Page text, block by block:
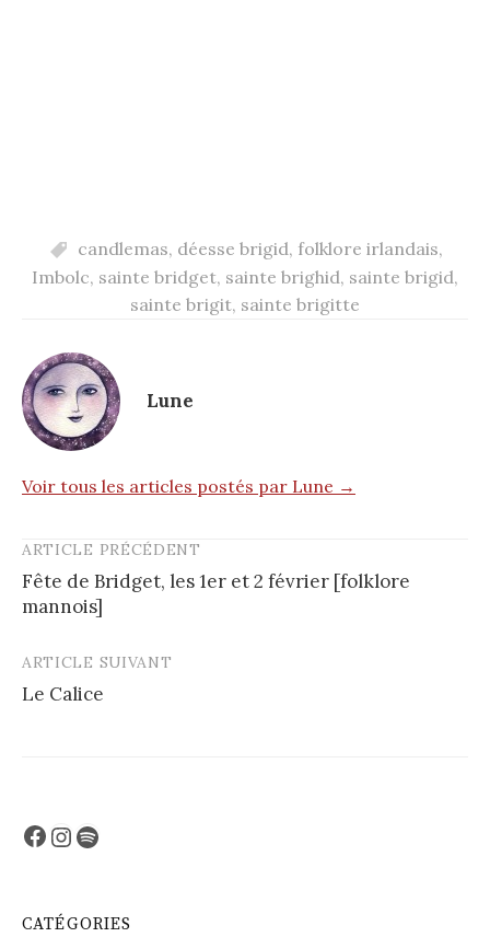
candlemas, déesse brigid, folklore irlandais,
Imbolc, sainte bridget, sainte brighid, sainte brigid,
sainte brigit, sainte brigitte
Lune
Voir tous les articles postés par Lune →
Post
navigation
ARTICLE PRÉCÉDENT
Fête de Bridget, les 1er et 2 février [folklore
mannois]
ARTICLE SUIVANT
Le Calice
Facebook
Instagram
Spotify
CATÉGORIES